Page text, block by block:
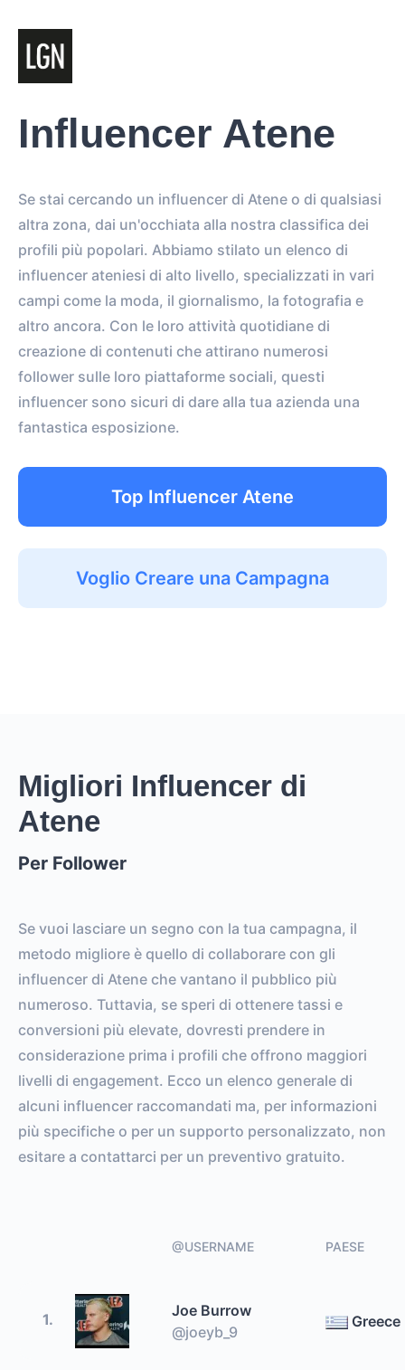
Influencer Atene
Se stai cercando un influencer di Atene o di qualsiasi
altra zona, dai un'occhiata alla nostra classifica dei
profili più popolari. Abbiamo stilato un elenco di
influencer ateniesi di alto livello, specializzati in vari
campi come la moda, il giornalismo, la fotografia e
altro ancora. Con le loro attività quotidiane di
creazione di contenuti che attirano numerosi
follower sulle loro piattaforme sociali, questi
influencer sono sicuri di dare alla tua azienda una
fantastica esposizione.
Top Influencer Atene
Voglio Creare una Campagna
Migliori Influencer di
Atene
Per Follower
Se vuoi lasciare un segno con la tua campagna, il
metodo migliore è quello di collaborare con gli
influencer di Atene che vantano il pubblico più
numeroso. Tuttavia, se speri di ottenere tassi e
conversioni più elevate, dovresti prendere in
considerazione prima i profili che offrono maggiori
livelli di engagement. Ecco un elenco generale di
alcuni influencer raccomandati ma, per informazioni
più specifiche o per un supporto personalizzato, non
esitare a contattarci per un preventivo gratuito.
@USERNAME PAESE
1.
Joe Burrow
@joeyb_9
Greece